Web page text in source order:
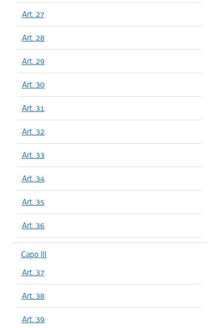
Art. 27
Art. 28
Art. 29
Art. 30
Art. 31
Art. 32
Art. 33
Art. 34
Art. 35
Art. 36
Capo III
Art. 37
Art. 38
Art. 39